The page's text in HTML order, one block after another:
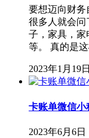
要想迈向财务
很多人就会问
子，家具，家
等。 真的是
2023年1月19日
卡账单微信小
2023年6月6日